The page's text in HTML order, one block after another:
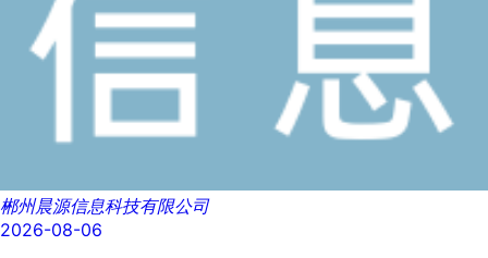
郴州晨源信息科技有限公司
2026-08-06